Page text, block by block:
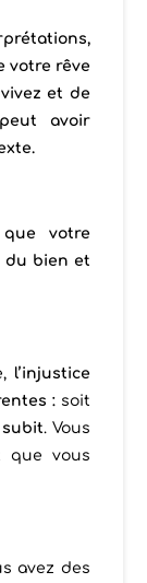
votre rêve
et de
avoir
votre
du bien et
l’injustice
: soit
subit. Vous
que vous
avez des